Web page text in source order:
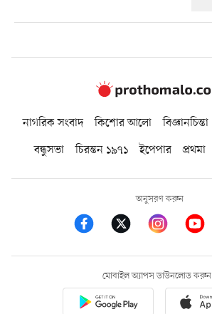
নাগরিক সংবাদ কিশোর আলো বিজ্ঞানচিন্তা
বন্ধুসভা
চিরন্তন ১৯৭১ ইপেপার প্রথমা
অনুসরণ করুন
মোবাইল অ্যাপস ডাউনলোড করুন